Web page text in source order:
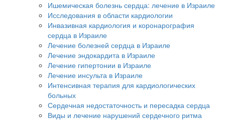
Ишемическая болезнь сердца: лечение в Израиле
Исследования в области кардиологии
Инвазивная кардиология и коронарография
сердца в Израиле
Лечение болезней сердца в Израиле
Лечение эндокардита в Израиле
Лечение гипертонии в Израиле
Лечение инсульта в Израиле
Интенсивная терапия для кардиологических
больных
Сердечная недостаточность и пересадка сердца
Виды и лечение нарушений сердечного ритма